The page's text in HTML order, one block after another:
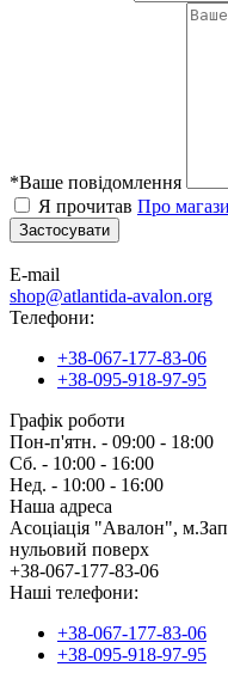
*Ваше повідомлення
Я прочитав Про
E-mail
shop@atlantida-avalon.org
Телефони:
+38-067-177-83-06
+38-095-918-97-95
Графік роботи
Пон-п'ятн. - 09:00 - 18:00
Сб. - 10:00 - 16:00
Нед. - 10:00 - 16:00
Наша адреса
Асоціація "Авалон",
нульовий поверх
+38-067-177-83-06
Наші телефони:
+38-067-177-83-06
+38-095-918-97-95